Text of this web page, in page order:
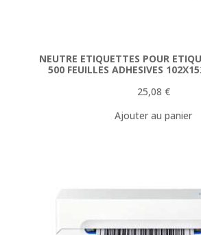
NEUTRE ETIQUETTES POUR
500 FEUILLES ADHESIVES
25,08 €
Ajouter au panier